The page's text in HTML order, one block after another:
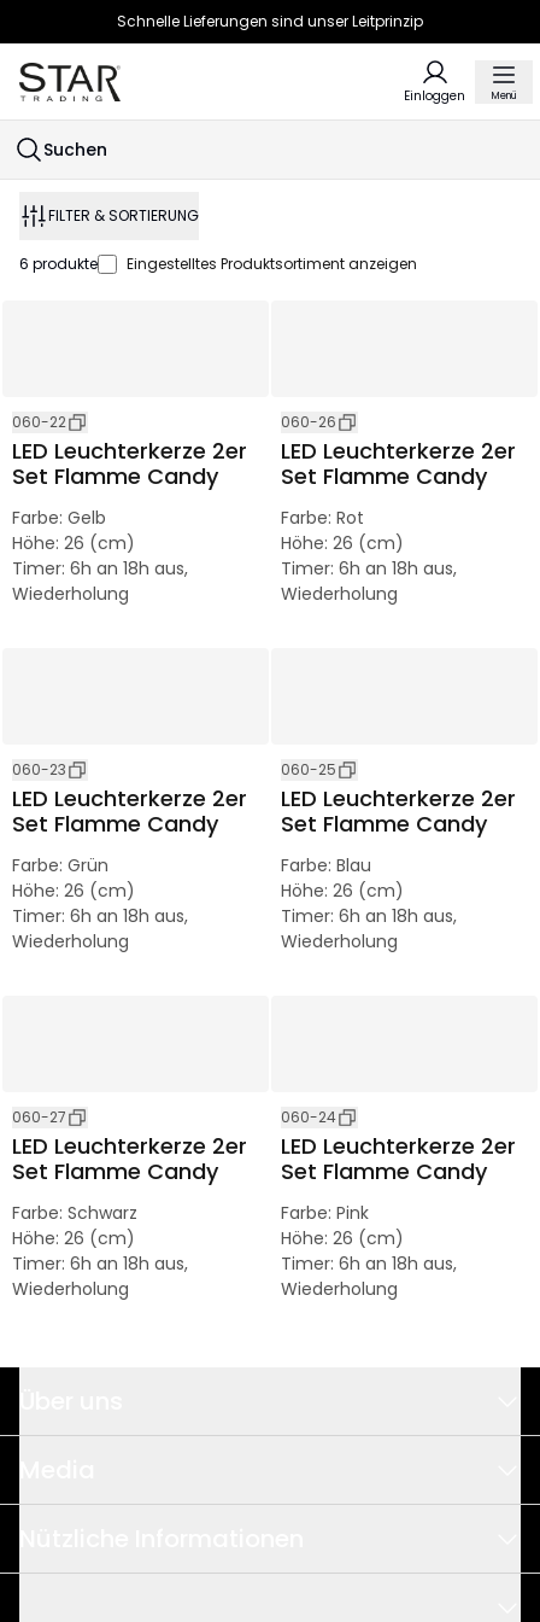
Schnelle Lieferungen sind unser Leitprinzip
Einloggen Menü
Suchen
FILTER & SORTIERUNG
6 produkte Eingestelltes Produktsortiment anzeigen
060-22
LED Leuchterkerze 2er
Set Flamme Candy
Farbe: Gelb
Höhe: 26 (cm)
Timer: 6h an 18h aus,
Wiederholung
060-26
LED Leuchterkerze 2er
Set Flamme Candy
Farbe: Rot
Höhe: 26 (cm)
Timer: 6h an 18h aus,
Wiederholung
060-23
LED Leuchterkerze 2er
Set Flamme Candy
Farbe: Grün
Höhe: 26 (cm)
Timer: 6h an 18h aus,
Wiederholung
060-25
LED Leuchterkerze 2er
Set Flamme Candy
Farbe: Blau
Höhe: 26 (cm)
Timer: 6h an 18h aus,
Wiederholung
060-27
LED Leuchterkerze 2er
Set Flamme Candy
Farbe: Schwarz
Höhe: 26 (cm)
Timer: 6h an 18h aus,
Wiederholung
060-24
LED Leuchterkerze 2er
Set Flamme Candy
Farbe: Pink
Höhe: 26 (cm)
Timer: 6h an 18h aus,
Wiederholung
Design & Entwicklung